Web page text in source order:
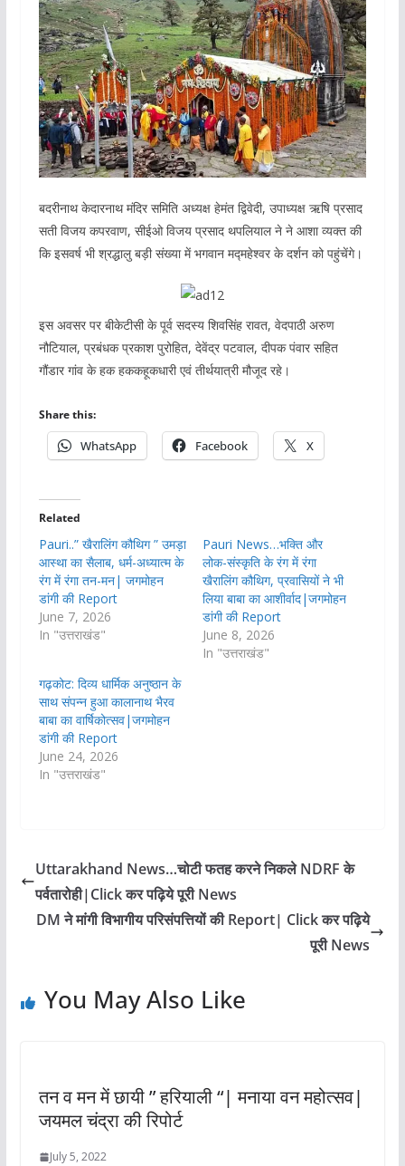
बदरीनाथ केदारनाथ मंदिर समिति अध्यक्ष हेमंत द्विवेदी, उपाध्यक्ष ऋषि प्रसाद
सती विजय कपरवाण, सीईओ विजय प्रसाद थपलियाल ने ने आशा व्यक्त की
कि इसवर्ष भी श्रद्धालु बड़ी संख्या में भगवान मद्महेश्वर के दर्शन को पहुंचेंगे।
इस अवसर पर बीकेटीसी के पूर्व सदस्य शिवसिंह रावत, वेदपाठी अरुण
नौटियाल, प्रबंधक प्रकाश पुरोहित, देवेंद्र पटवाल, दीपक पंवार सहित
गौंडार गांव के हक हककहूकधारी एवं तीर्थयात्री मौजूद रहे।
Share this:
WhatsApp Facebook X
Related
Pauri..” खैरालिंग कौथिग ” उमड़ा
आस्था का सैलाब, धर्म-अध्यात्म के
रंग में रंगा तन-मन| जगमोहन
डांगी की Report
June 7, 2026
In "उत्तराखंड"
Pauri News…भक्ति और
लोक-संस्कृति के रंग में रंगा
खैरालिंग कौथिग, प्रवासियों ने भी
लिया बाबा का आशीर्वाद|जगमोहन
डांगी की Report
June 8, 2026
In "उत्तराखंड"
गढ़कोट: दिव्य धार्मिक अनुष्ठान के
साथ संपन्न हुआ कालानाथ भैरव
बाबा का वार्षिकोत्सव|जगमोहन
डांगी की Report
June 24, 2026
In "उत्तराखंड"
Uttarakhand News…चोटी फतह करने निकले NDRF के
पर्वतारोही|Click कर पढ़िये पूरी News
DM ने मांगी विभागीय परिसंपत्तियों की Report| Click कर पढ़िये
पूरी News
You May Also Like
तन व मन में छायी ” हरियाली “| मनाया वन महोत्सव|
जयमल चंद्रा की रिपोर्ट
July 5, 2022